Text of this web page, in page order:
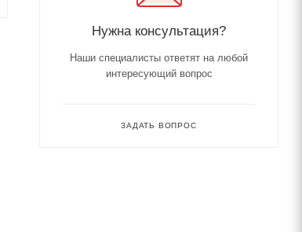
Нужна консультация?
Наши специалисты ответят на любой
интересующий вопрос
ЗАДАТЬ ВОПРОС